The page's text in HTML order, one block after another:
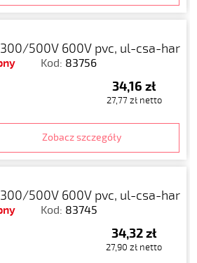
500V 600V pvc, ul-csa-har
Kod: 83756
34,16 zł
27,77 zł netto
Zobacz szczegóły
500V 600V pvc, ul-csa-har
Kod: 83745
34,32 zł
27,90 zł netto